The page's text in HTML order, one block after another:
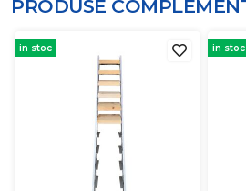
PRODUSE
in stoc in stoc